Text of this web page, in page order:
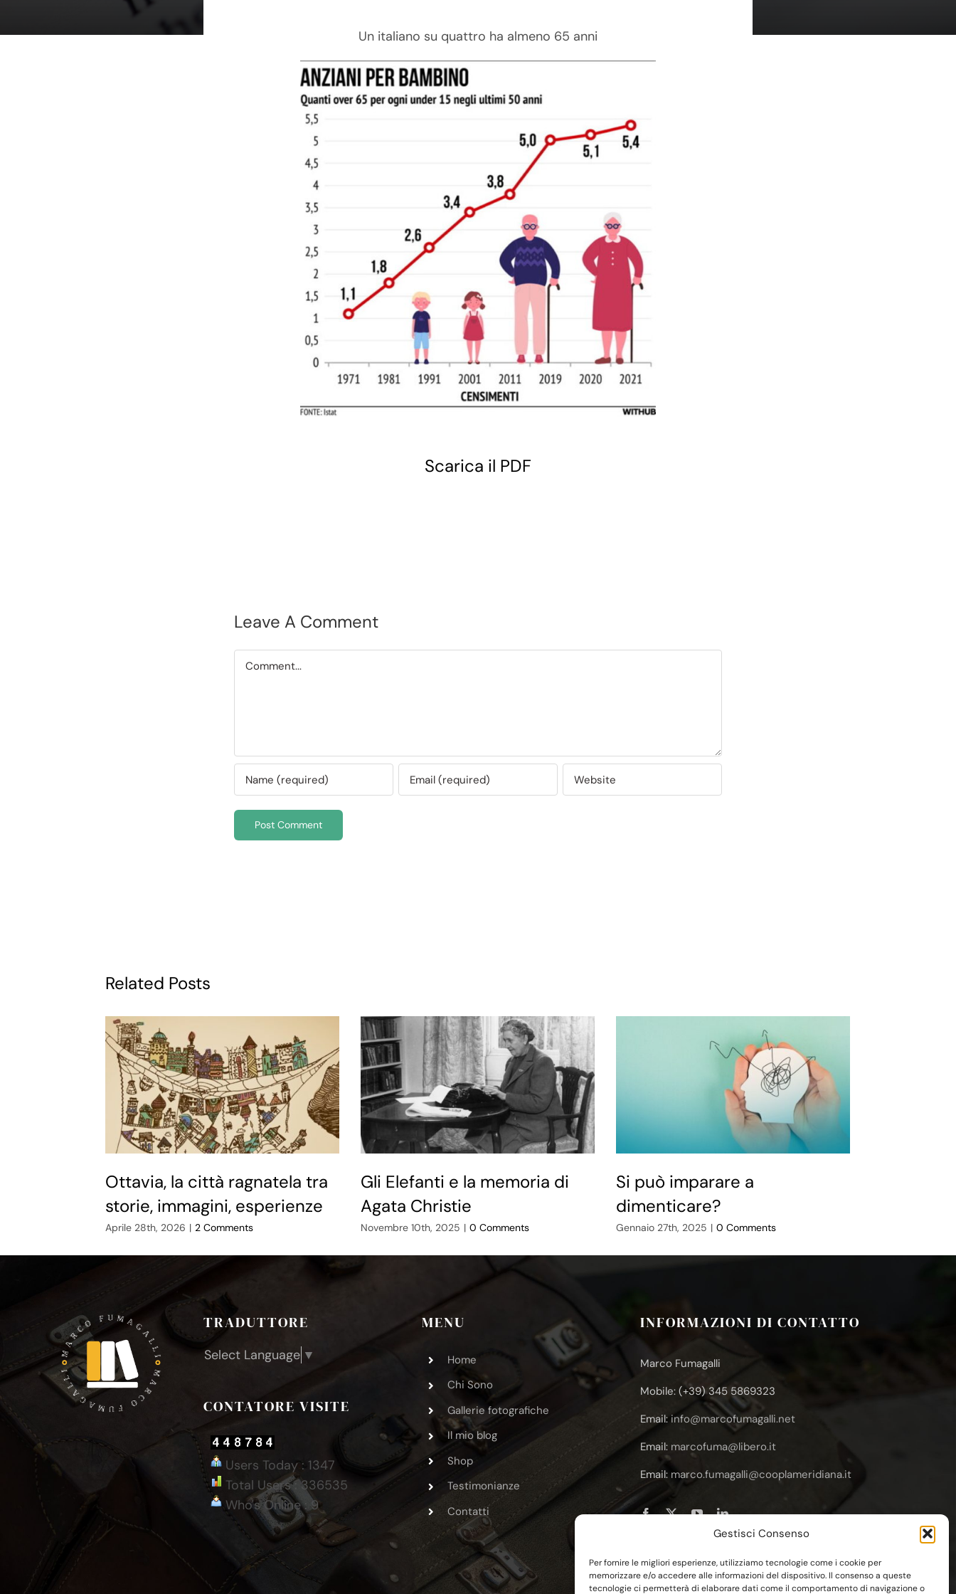
Gestisci Consenso
Per fornire le migliori esperienze, utilizziamo tecnologie come i cookie per
memorizzare e/o accedere alle informazioni del dispositivo. Il consenso a queste
tecnologie ci permetterà di elaborare dati come il comportamento di navigazione o
Un italiano su quattro ha almeno 65 anni
Scarica il PDF
Leave A Comment
Comment
Related Posts
Ottavia, la città ragnatela tra
storie, immagini, esperienze
Aprile 28th, 2026 | 2 Comments
Gli Elefanti e la memoria di
Agata Christie
Novembre 10th, 2025 | 0 Comments
Si può imparare a
dimenticare?
Gennaio 27th, 2025 | 0 Comments
TRADUTTORE
Select Language ▼
CONTATORE VISITE
Users Today : 1347
Total Users : 336535
Who's Online : 9
MENU
Home
Chi Sono
Gallerie fotografiche
Il mio blog
Shop
Testimonianze
Contatti
INFORMAZIONI DI CONTATTO
Marco Fumagalli
Mobile: (+39) 345 5869323
Email: info@marcofumagalli.net
Email: marcofuma@libero.it
Email: marco.fumagalli@cooplameridiana.it